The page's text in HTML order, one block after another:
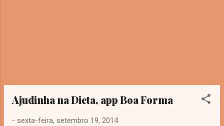
Ajudinha na Dieta, app Boa Forma
- sexta-feira, setembro 19, 2014